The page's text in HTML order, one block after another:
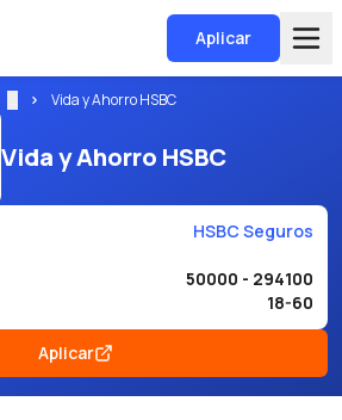
Aplicar
Vida y Ahorro HSBC
Vida y Ahorro HSBC
HSBC Seguros
50000 - 294100
18-60
Aplicar